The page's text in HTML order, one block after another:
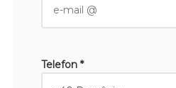
Telefon *